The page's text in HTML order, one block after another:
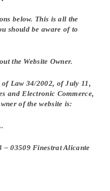
below. This is all the
should be aware of to
the Website Owner.
Law 34/2002, of July 11,
and Electronic Commerce,
of the website is:
03509 Finestrat Alicante